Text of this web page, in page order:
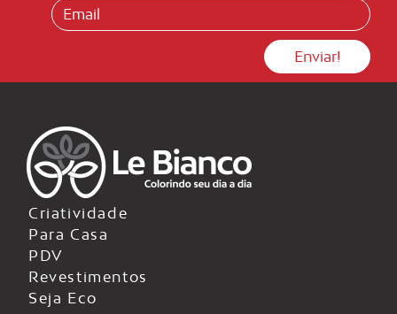
Criatividade
Para Casa
PDV
Revestimentos
Seja Eco